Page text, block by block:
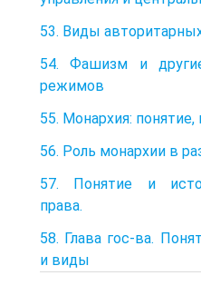
53. Виды
54. Фашизм и
режимов
55. Монархия:
56. Роль монархии в
57. Понятие и
права.
58. Глава гос-ва.
и виды